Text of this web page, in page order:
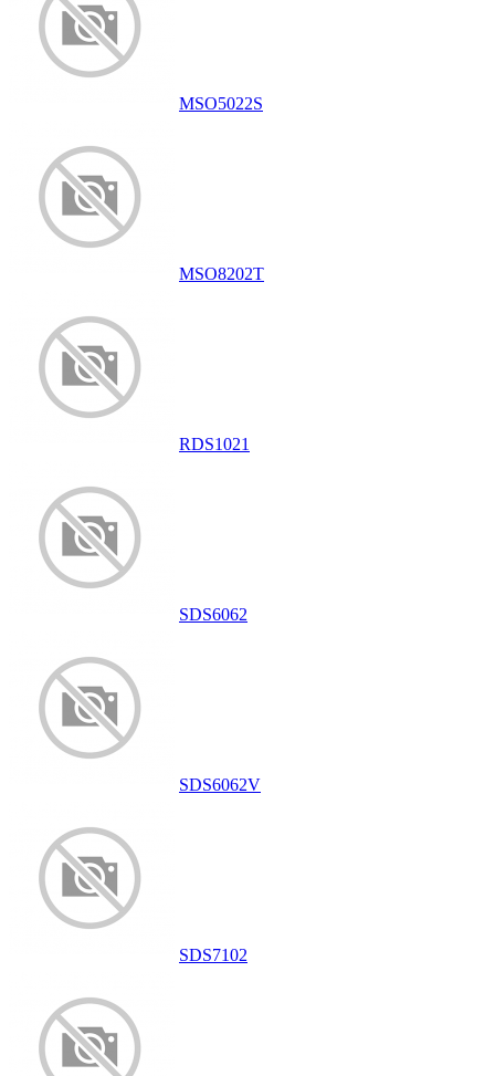
MSO5022S
MSO8202T
RDS1021
SDS6062
SDS6062V
SDS7102